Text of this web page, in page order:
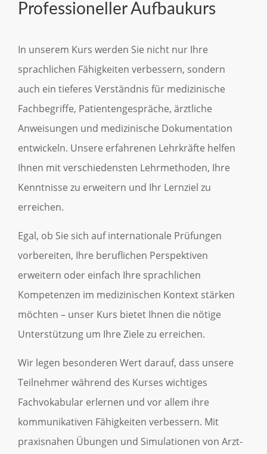
Professioneller Aufbaukurs
In unserem Kurs werden Sie nicht nur Ihre
sprachlichen Fähigkeiten verbessern, sondern
auch ein tieferes Verständnis für medizinische
Fachbegriffe, Patientengespräche, ärztliche
Anweisungen und medizinische Dokumentation
entwickeln. Unsere erfahrenen Lehrkräfte helfen
Ihnen mit verschiedensten Lehrmethoden, Ihre
Kenntnisse zu erweitern und Ihr Lernziel zu
erreichen.
Egal, ob Sie sich auf internationale Prüfungen
vorbereiten, Ihre beruflichen Perspektiven
erweitern oder einfach Ihre sprachlichen
Kompetenzen im medizinischen Kontext stärken
möchten – unser Kurs bietet Ihnen die nötige
Unterstützung um Ihre Ziele zu erreichen.
Wir legen besonderen Wert darauf, dass unsere
Teilnehmer während des Kurses wichtiges
Fachvokabular erlernen und vor allem ihre
kommunikativen Fähigkeiten verbessern. Mit
praxisnahen Übungen und Simulationen von Arzt-